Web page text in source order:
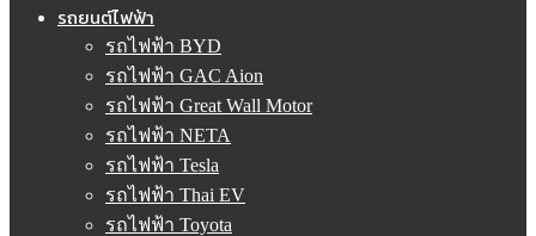
รถยนต์ไฟฟ้า
รถไฟฟ้า BYD
รถไฟฟ้า GAC Aion
รถไฟฟ้า Great Wall Motor
รถไฟฟ้า NETA
รถไฟฟ้า Tesla
รถไฟฟ้า Thai EV
รถไฟฟ้า Toyota